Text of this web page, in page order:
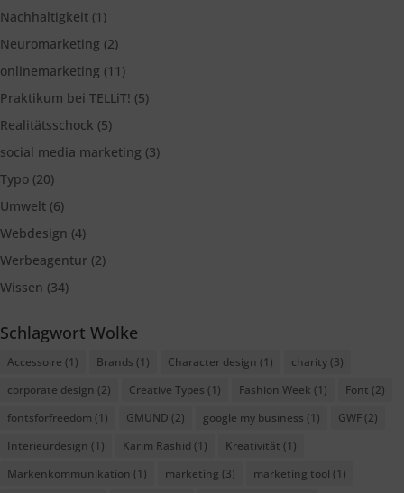
Nachhaltigkeit (1)
Neuromarketing (2)
onlinemarketing (11)
Praktikum bei TELLiT! (5)
Realitätsschock (5)
social media marketing (3)
Typo (20)
Umwelt (6)
Webdesign (4)
Werbeagentur (2)
Wissen (34)
Schlagwort Wolke
Accessoire (1) Brands (1) Character design (1) charity (3)
corporate design (2) Creative Types (1) Fashion Week (1) Font (2)
fontsforfreedom (1) GMUND (2) google my business (1) GWF (2)
Interieurdesign (1) Karim Rashid (1) Kreativität (1)
Markenkommunikation (1) marketing (3) marketing tool (1)